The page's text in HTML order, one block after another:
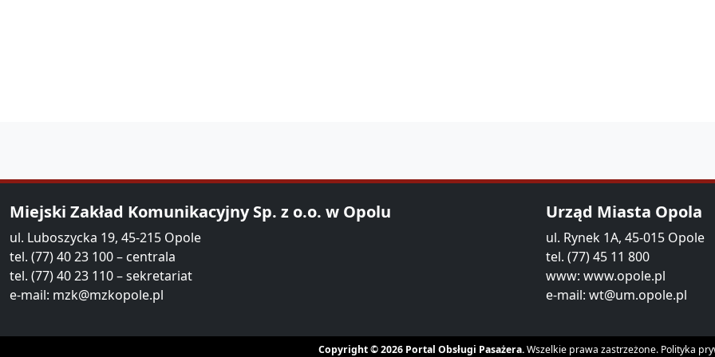
Miejski Zakład Komunikacyjny Sp. z o.o. w Opolu
ul. Luboszycka 19, 45-215 Opole
tel. (77) 40 23 100 – centrala
tel. (77) 40 23 110 – sekretariat
e-mail: mzk@mzkopole.pl
Urząd Miasta Opola
ul. Rynek 1A, 45-015 Opole
tel. (77) 45 11 800
www: www.opole.pl
e-mail: wt@um.opole.pl
Copyright © 2026 Portal Obsługi Pasażera.Wszelkie prawa zastrzeżone. Polityka